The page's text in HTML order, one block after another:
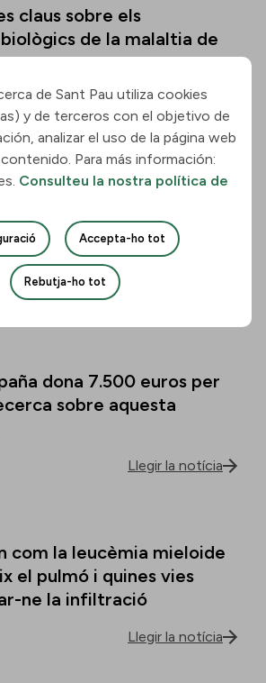
claus sobre els
de la malaltia de
Llegir la notícia
de la malaltia
predir el
cognitiu també en
més de vuitanta anys
dona 7.500 euros per
sobre aquesta
Llegir la notícia
com la leucèmia mieloide
el pulmó i quines vies
ne la infiltració
Llegir la notícia
de Sant Pau utiliza cookies
y de terceros con el objetivo de
analizar el uso de la página web
Para más información:
Consulteu la nostra política de
Accepta-ho tot
Rebutja-ho tot